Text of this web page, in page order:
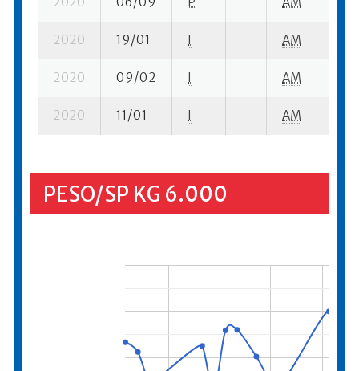
2020 19/01 I AM
2020 09/02 I AM
2020 11/01 I AM
PESO/SP KG 6.000